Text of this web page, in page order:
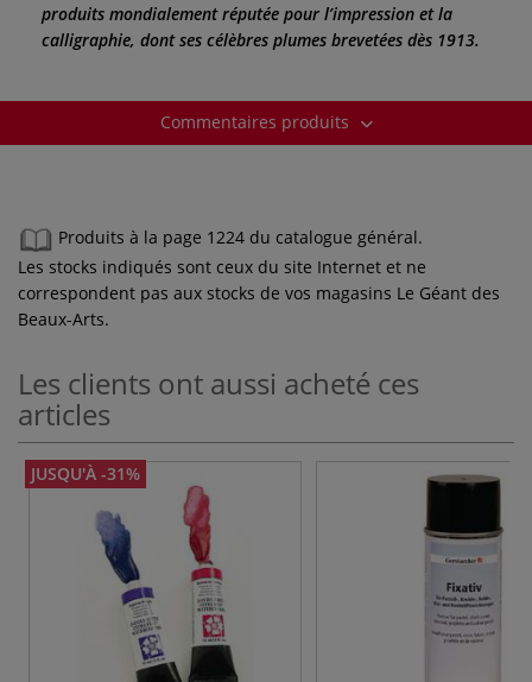
produits mondialement réputée pour l’impression et la
calligraphie, dont ses célèbres plumes brevetées dès 1913.
Commentaires produits
Produits à la page 1224 du catalogue général.
Les stocks indiqués sont ceux du site Internet et ne
correspondent pas aux stocks de vos magasins Le Géant des
Beaux-Arts.
Les clients ont aussi acheté ces
articles
JUSQU'À -31%